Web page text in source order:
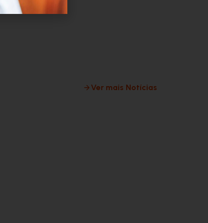
Ver mais Notícias